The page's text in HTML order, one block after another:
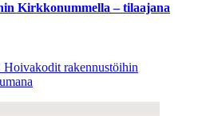
Kirkkonummella – tilaajana
rakennustöihin